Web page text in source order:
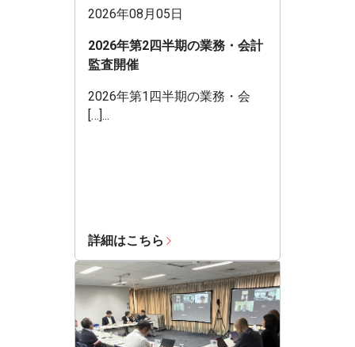
2026年08月05日
2026年第2四半期の業務・会計
監査開催
2026年第1四半期の業務・会
[…]...
詳細はこちら